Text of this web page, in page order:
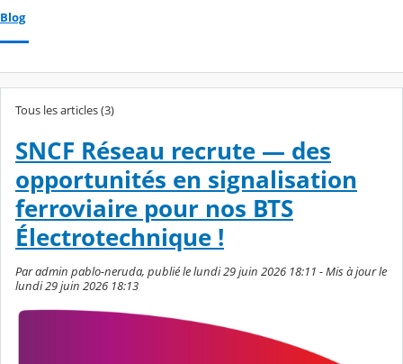
Blog
Tous les articles (3)
SNCF Réseau recrute — des
opportunités en signalisation
ferroviaire pour nos BTS
Électrotechnique !
Par admin pablo-neruda, publié le lundi 29 juin 2026 18:11 - Mis à jour le
lundi 29 juin 2026 18:13